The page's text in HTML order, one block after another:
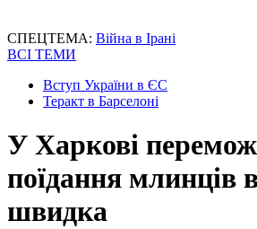
СПЕЦТЕМА: Війна в Ірані
ВСІ ТЕМИ
Вступ України в ЄС
Теракт в Барселоні
У Харкові
поїдання млинців
швидка